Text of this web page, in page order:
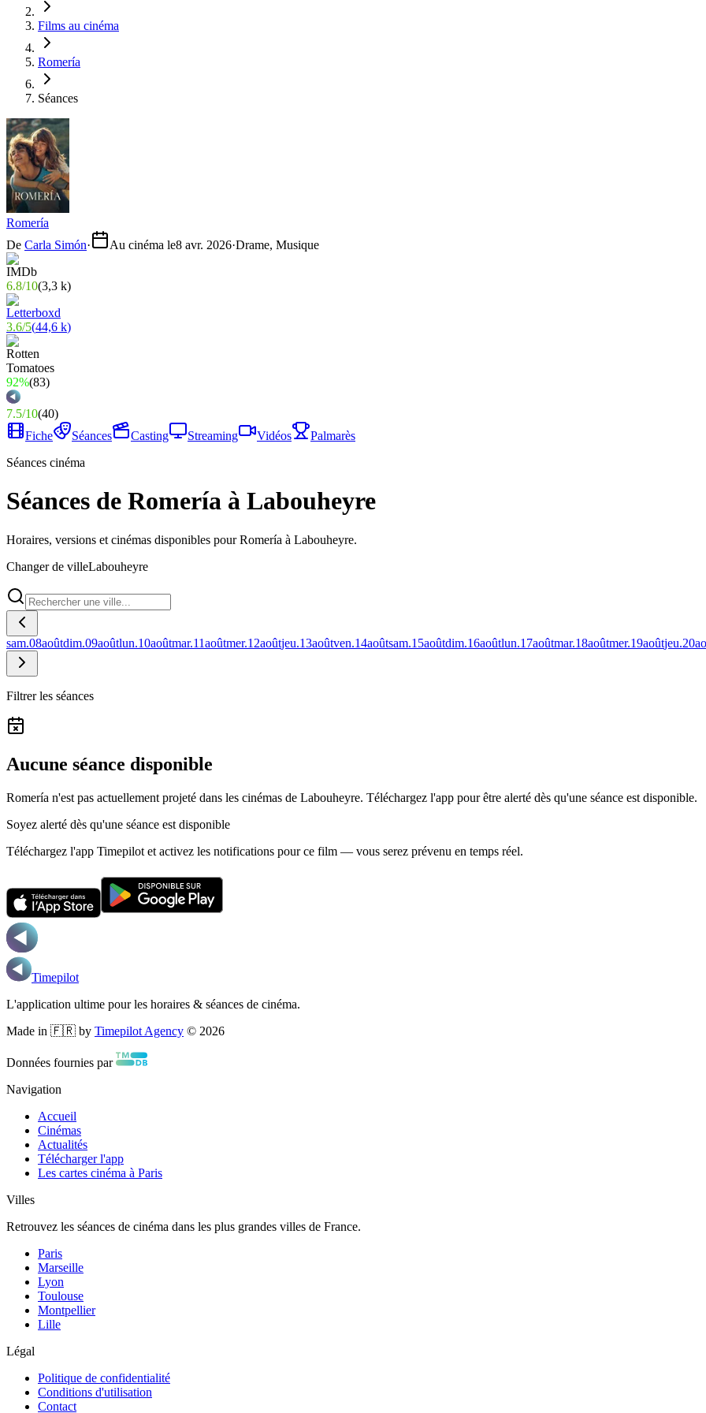
Films au cinéma
Romería
Séances
Romería
De Carla Simón· Au cinéma le8 avr. 2026·Drame, Musique
6.8/10(3,3 k)
3.6/5(44,6 k)
92%(83)
7.5/10(40)
Fiche
Séances Casting Streaming Vidéos
Palmarès
Séances cinéma
Séances de Romería à Labouheyre
Horaires, versions et cinémas disponibles pour Romería à Labouheyre.
Changer de villeLabouheyre
sam.08aoûtdim.09aoûtlun.10aoûtmar.11aoûtmer.12aoûtjeu.13aoûtven.14aoûtsam.15aoûtdim.16aoûtlun.17aoûtmar.18aoûtmer.19aoûtjeu.20
Filtrer les séances
Aucune séance disponible
Romería n'est pas actuellement projeté dans les cinémas de Labouheyre. Téléchargez l'app pour être alerté dès qu'une séance est disponible.
Soyez alerté dès qu'une séance est disponible
Téléchargez l'app Timepilot et activez les notifications pour ce film — vous serez prévenu en temps réel.
Timepilot
L'application ultime pour les horaires & séances de cinéma.
Made in 🇫🇷 by Timepilot Agency © 2026
Données fournies par
Navigation
Accueil
Cinémas
Actualités
Télécharger l'app
Les cartes cinéma à Paris
Villes
Retrouvez les séances de cinéma dans les plus grandes villes de France.
Paris
Marseille
Lyon
Toulouse
Montpellier
Lille
Légal
Politique de confidentialité
Conditions d'utilisation
Contact